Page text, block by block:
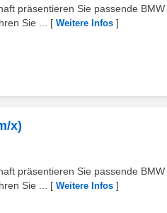
präsentieren Sie passende BMW
Sie ...
[ Weitere Infos ]
x)
präsentieren Sie passende BMW
Sie ...
[ Weitere Infos ]